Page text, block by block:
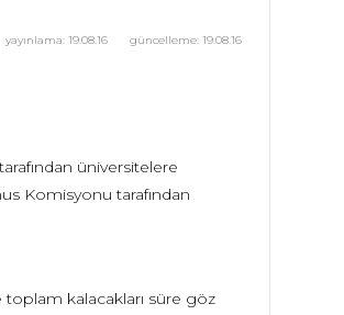
güncelleme: 19.08.16
yayınlama: 19.08.16
üniversitelere
Komisyonu tarafından
kalacakları süre göz